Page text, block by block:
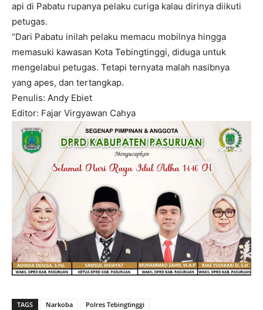
api di Pabatu rupanya pelaku curiga kalau dirinya diikuti
petugas.
“Dari Pabatu inilah pelaku memacu mobilnya hingga
memasuki kawasan Kota Tebingtinggi, diduga untuk
mengelabui petugas. Tetapi ternyata malah nasibnya
yang apes, dan tertangkap.
Penulis: Andy Ebiet
Editor: Fajar Virgyawan Cahya
TAGS Narkoba
Polres Tebingtinggi